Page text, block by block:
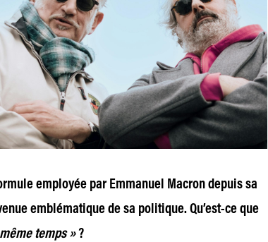
employée par Emmanuel Macron depuis sa
emblématique de sa politique. Qu’est-ce que
temps »?